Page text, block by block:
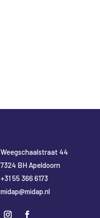
​Weegschaalstraat 44
7324 BH Apeldoorn
+31 55 366 6173
midap@midap.nl